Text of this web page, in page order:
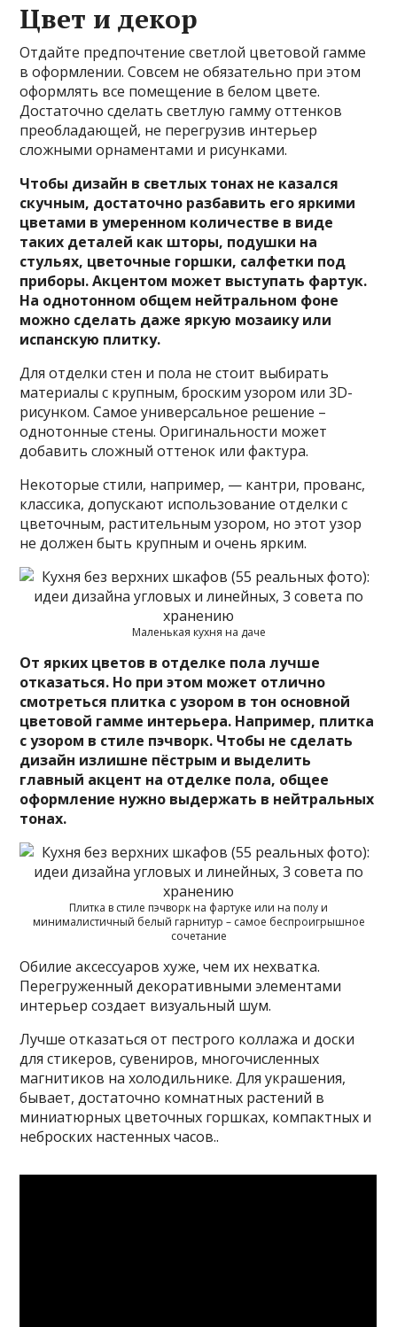
Цвет и декор
Отдайте предпочтение светлой цветовой гамме
в оформлении. Совсем не обязательно при этом
оформлять все помещение в белом цвете.
Достаточно сделать светлую гамму оттенков
преобладающей, не перегрузив интерьер
сложными орнаментами и рисунками.
Чтобы дизайн в светлых тонах не казался
скучным, достаточно разбавить его яркими
цветами в умеренном количестве в виде
таких деталей как шторы, подушки на
стульях, цветочные горшки, салфетки под
приборы. Акцентом может выступать фартук.
На однотонном общем нейтральном фоне
можно сделать даже яркую мозаику или
испанскую плитку.
Для отделки стен и пола не стоит выбирать
материалы с крупным, броским узором или 3D-
рисунком. Самое универсальное решение –
однотонные стены. Оригинальности может
добавить сложный оттенок или фактура.
Некоторые стили, например, — кантри, прованс,
классика, допускают использование отделки с
цветочным, растительным узором, но этот узор
не должен быть крупным и очень ярким.
Маленькая кухня на даче
От ярких цветов в отделке пола лучше
отказаться. Но при этом может отлично
смотреться плитка с узором в тон основной
цветовой гамме интерьера. Например, плитка
с узором в стиле пэчворк. Чтобы не сделать
дизайн излишне пёстрым и выделить
главный акцент на отделке пола, общее
оформление нужно выдержать в нейтральных
тонах.
Плитка в стиле пэчворк на фартуке или на полу и
минималистичный белый гарнитур – самое беспроигрышное
сочетание
Обилие аксессуаров хуже, чем их нехватка.
Перегруженный декоративными элементами
интерьер создает визуальный шум.
Лучше отказаться от пестрого коллажа и доски
для стикеров, сувениров, многочисленных
магнитиков на холодильнике. Для украшения,
бывает, достаточно комнатных растений в
миниатюрных цветочных горшках, компактных и
неброских настенных часов..